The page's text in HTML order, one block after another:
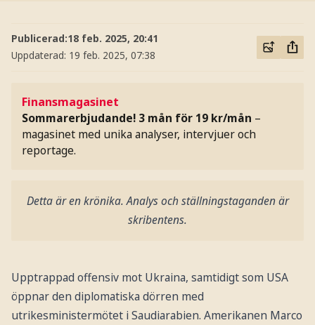
Publicerad:18 feb. 2025, 20:41
Uppdaterad: 19 feb. 2025, 07:38
Finansmagasinet
Sommarerbjudande! 3 mån för 19 kr/mån –
magasinet med unika analyser, intervjuer och
reportage.
Detta är en krönika. Analys och ställningstaganden är
skribentens.
Upptrappad offensiv mot Ukraina, samtidigt som USA
öppnar den diplomatiska dörren med
utrikesministermötet i Saudiarabien. Amerikanen Marco